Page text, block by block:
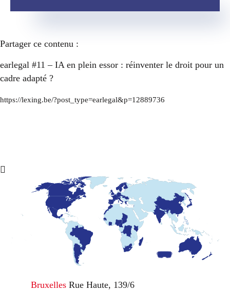
Partager ce contenu :
earlegal #11 – IA en plein essor : réinventer le droit pour un
cadre adapté ?
https://lexing.be/?post_type=earlegal&p=12889736
Bruxelles Rue Haute, 139/6